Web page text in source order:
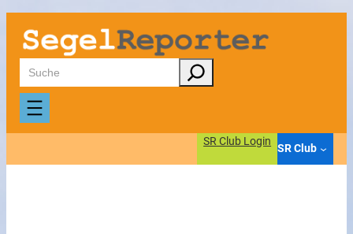
Suchen
SR Club Login
SR Club